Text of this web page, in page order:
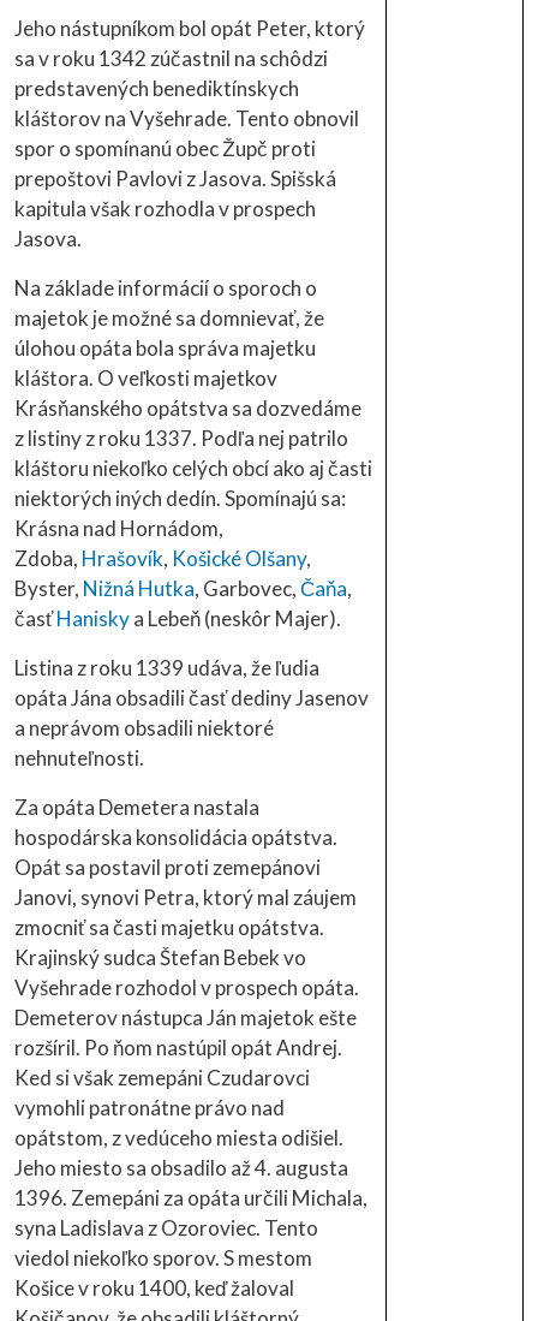
Jeho nástupníkom bol opát Peter, ktorý
sa v roku 1342 zúčastnil na schôdzi
predstavených benediktínskych
kláštorov na Vyšehrade. Tento obnovil
spor o spomínanú obec Župč proti
prepoštovi Pavlovi z Jasova. Spišská
kapitula však rozhodla v prospech
Jasova.
Na základe informácií o sporoch o
majetok je možné sa domnievať, že
úlohou opáta bola správa majetku
kláštora. O veľkosti majetkov
Krásňanského opátstva sa dozvedáme
z listiny z roku 1337. Podľa nej patrilo
kláštoru niekoľko celých obcí ako aj časti
niektorých iných dedín. Spomínajú sa:
Krásna nad Hornádom,
Zdoba, Hrašovík, Košické Olšany,
Byster, Nižná Hutka, Garbovec,Čaňa,
časťHaniskya Lebeň (neskôr Majer).
Listina z roku 1339 udáva, že ľudia
opáta Jána obsadili časť dediny Jasenov
a neprávom obsadili niektoré
nehnuteľnosti.
Za opáta Demetera nastala
hospodárska konsolidácia opátstva.
Opát sa postavil proti zemepánovi
Janovi, synovi Petra, ktorý mal záujem
zmocniť sa časti majetku opátstva.
Krajinský sudca Štefan Bebek vo
Vyšehrade rozhodol v prospech opáta.
Demeterov nástupca Ján majetok ešte
rozšíril. Po ňom nastúpil opát Andrej.
Ked si však zemepáni Czudarovci
vymohli patronátne právo nad
opátstom, z vedúceho miesta odišiel.
Jeho miesto sa obsadilo až 4. augusta
1396. Zemepáni za opáta určili Michala,
syna Ladislava z Ozoroviec. Tento
viedol niekoľko sporov. S mestom
Košice v roku 1400, keď žaloval